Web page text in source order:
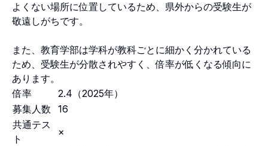
よくない場所に位置しているため、県外からの受験生が
敬遠しがちです。
また、教育学部は学科が教科ごとに細かく分かれている
ため、受験生が分散されやすく、倍率が低くなる傾向に
あります。
倍率
2.4（2025年）
募集人数
16
共通テス
ト
×